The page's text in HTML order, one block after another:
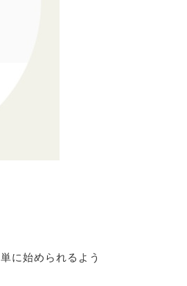
に始められるよう